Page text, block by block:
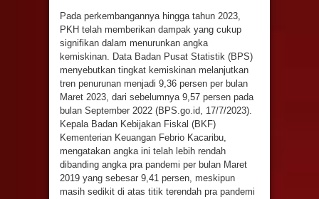
Pada perkembangannya hingga tahun 2023,
PKH telah memberikan dampak yang cukup
signifikan dalam menurunkan angka
kemiskinan. Data Badan Pusat Statistik (BPS)
menyebutkan tingkat kemiskinan melanjutkan
tren penurunan menjadi 9,36 persen per bulan
Maret 2023, dari sebelumnya 9,57 persen pada
bulan September 2022 (BPS.go.id, 17/7/2023).
Kepala Badan Kebijakan Fiskal (BKF)
Kementerian Keuangan Febrio Kacaribu,
mengatakan angka ini telah lebih rendah
dibanding angka pra pandemi per bulan Maret
2019 yang sebesar 9,41 persen, meskipun
masih sedikit di atas titik terendah pra pandemi